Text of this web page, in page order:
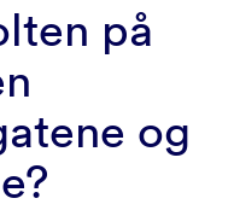
på
og